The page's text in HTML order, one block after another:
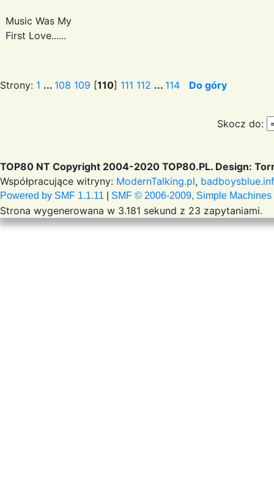
Music Was My
First Love......
Strony: 1 ... 108 109 [110] 111 112 ... 114 Do góry
Skocz do:
TOP80 NT Copyright 2004-2020 TOP80.PL. Design:
Współpracujące witryny: ModernTalking.pl,
Powered by SMF 1.1.11 SMF © 2006-2009, Simple Machines
Strona wygenerowana w 3.181 sekund z 23 zapytaniami.